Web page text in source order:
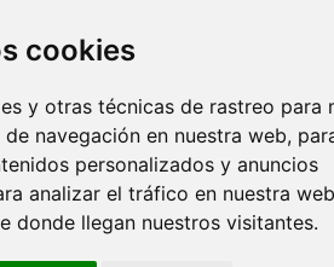
cookies
y otras técnicas de rastreo para
navegación en nuestra web,
personalizados y anuncios
analizar el tráfico en nuestra
donde llegan nuestros visitantes.